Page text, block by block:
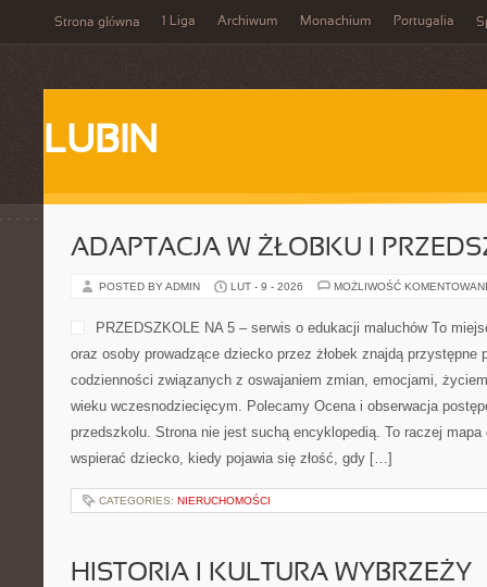
Strona główna 1 Liga Archiwum Monachium Portugalia
LUBIN
ADAPTACJA W ŻŁOBKU I
POSTED BY ADMIN LUT - 9 - 2026 MOŻLIWOŚĆ
PRZEDSZKOLE NA 5 – serwis o edukacji maluchów To
oraz osoby prowadzące dziecko przez żłobek znajdą przystępne
codzienności związanych z oswajaniem zmian, emocjami,
wieku wczesnodziecięcym. Polecamy Ocena i obserwacja
przedszkolu. Strona nie jest suchą encyklopedią. To raczej mapa
wspierać dziecko, kiedy pojawia się złość, gdy […]
CATEGORIES: NIERUCHOMOŚCI
HISTORIA I KULTURA WYBRZEŻY